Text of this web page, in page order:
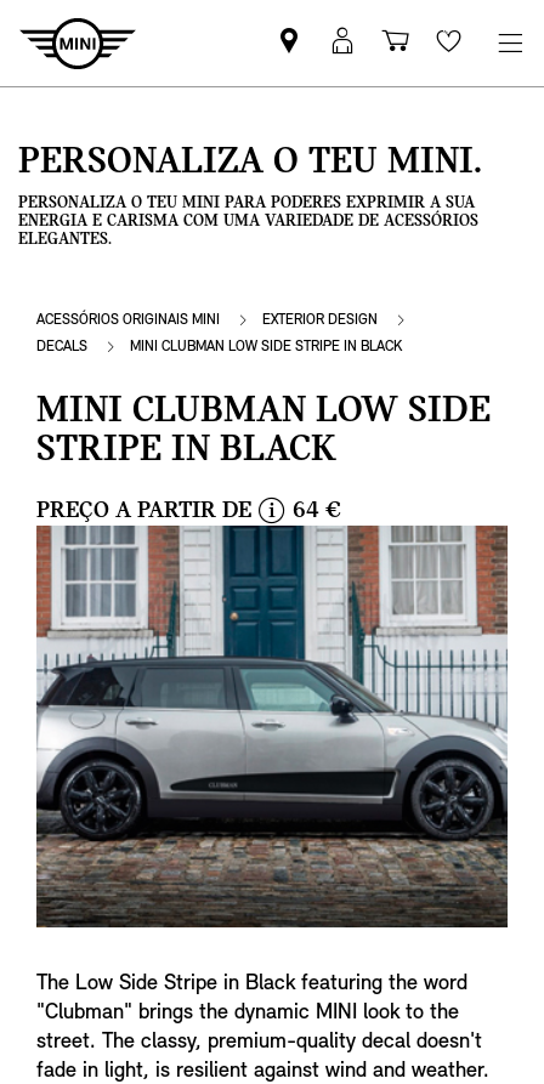
Pesquisar
parceiro
Iniciar
sessão
Carrinho
de
Wishlist
PERSONALIZA O TEU MINI.
PERSONALIZA O TEU MINI PARA PODERES EXPRIMIR A SUA
ENERGIA E CARISMA COM UMA VARIEDADE DE ACESSÓRIOS
ELEGANTES.
ACESSÓRIOS ORIGINAIS MINI
EXTERIOR DESIGN
DECALS
MINI CLUBMAN LOW SIDE STRIPE IN BLACK
MINI CLUBMAN LOW SIDE
STRIPE IN BLACK
PREÇO A PARTIR DE
f
o
64 €
The Low Side Stripe in Black featuring the word
"Clubman" brings the dynamic MINI look to the
street. The classy, premium-quality decal doesn't
fade in light, is resilient against wind and weather.